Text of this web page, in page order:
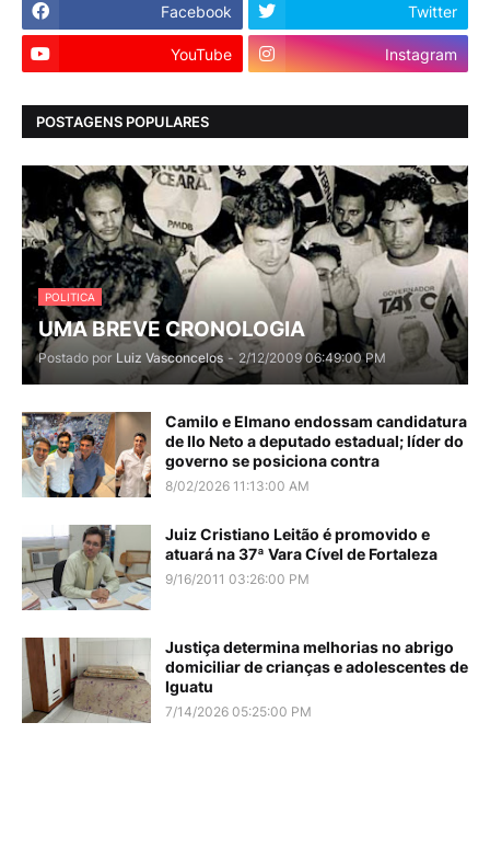
Facebook Twitter
YouTube Instagram
POSTAGENS POPULARES
POLITICA
UMA BREVE CRONOLOGIA
Postado por Luiz Vasconcelos - 2/12/2009 06:49:00 PM
Camilo e Elmano endossam candidatura
de Ilo Neto a deputado estadual; líder do
governo se posiciona contra
8/02/2026 11:13:00 AM
Juiz Cristiano Leitão é promovido e
atuará na 37ª Vara Cível de Fortaleza
9/16/2011 03:26:00 PM
Justiça determina melhorias no abrigo
domiciliar de crianças e adolescentes de
Iguatu
7/14/2026 05:25:00 PM